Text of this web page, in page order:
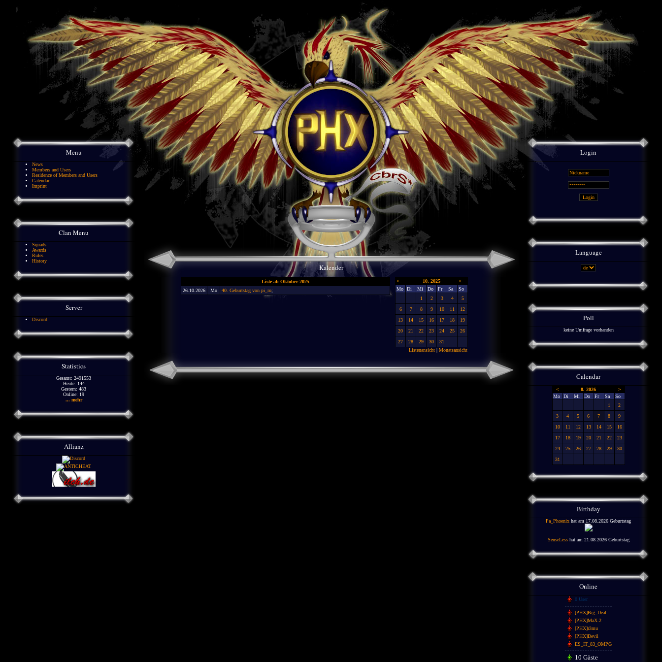
Menu
News
Members and Users
Residence of Members and Users
Calendar
Imprint
Clan Menu
Squads
Awards
Rules
History
Server
Discord
Statistics
Gesamt: 2491553
Heute: 144
Gestern: 483
Online: 19
... mehr
Allianz
Kalender
Liste ab Oktober 2025
26.10.2026
Mo 40. Geburtstag von pi_ro;
< 10. 2025
>
Mo
Di Mi Do Fr Sa
So
1
2 3 4
5
6
7 8 9 10 11
12
13
14 15 16 17 18
19
20
21 22 23 24 25
26
27
28 29 30
31
Listenansicht | Monatsansicht
Login
Language
Poll
keine Umfrage vorhanden
Calendar
< 8. 2026
>
Mo
Di Mi Do Fr Sa
So
1
2
3
4 5 6 7 8
9
10
11 12 13 14 15
16
17
18 19 20 21 22
23
24
25 26 27 28 29
30
31
Birthday
Pa_Phoenix hat am 17.08.2026 Geburtstag
SenseLesshat am 21.08.2026 Geburtstag
Online
0 User
[PHX]Big_Deal
[PHX]MaX.2
[PHX]r3mu
[PHX]Devil
ES_IT_83_OMPG
10 Gäste